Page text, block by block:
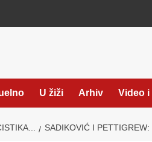
U žiži Arhiv Video i
SADIKOVIĆ I